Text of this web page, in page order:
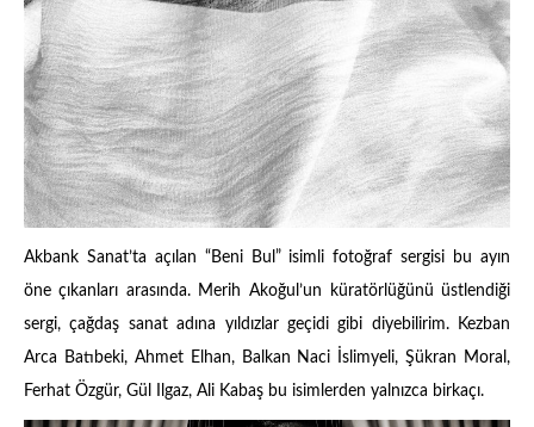
Akbank Sanat’ta açılan “Beni Bul” isimli fotoğraf sergisi bu ayın
öne çıkanları arasında. Merih Akoğul’un küratörlüğünü üstlendiği
sergi, çağdaş sanat adına yıldızlar geçidi gibi diyebilirim. Kezban
Arca Batıbeki, Ahmet Elhan, Balkan Naci İslimyeli, Şükran Moral,
Ferhat Özgür, Gül Ilgaz, Ali Kabaş bu isimlerden yalnızca birkaçı.